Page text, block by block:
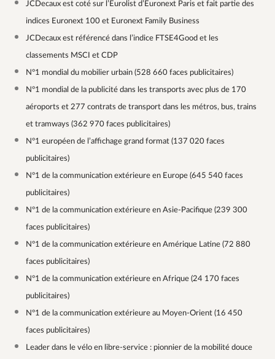
JCDecaux est coté sur l’Eurolist d’Euronext Paris et fait partie des
indices Euronext 100 et Euronext Family Business
JCDecaux est référencé dans l’indice FTSE4Good et les
classements MSCI et CDP
N°1 mondial du mobilier urbain (528 660 faces publicitaires)
N°1 mondial de la publicité dans les transports avec plus de 170
aéroports et 277 contrats de transport dans les métros, bus, trains
et tramways (362 970 faces publicitaires)
N°1 européen de l’affichage grand format (137 020 faces
publicitaires)
N°1 de la communication extérieure en Europe (645 540 faces
publicitaires)
N°1 de la communication extérieure en Asie-Pacifique (239 300
faces publicitaires)
N°1 de la communication extérieure en Amérique Latine (72 880
faces publicitaires)
N°1 de la communication extérieure en Afrique (24 170 faces
publicitaires)
N°1 de la communication extérieure au Moyen-Orient (16 450
faces publicitaires)
Leader dans le vélo en libre-service : pionnier de la mobilité douce